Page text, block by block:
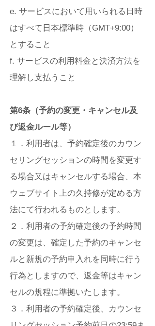
e. サービスにおいて用いられる日時
はすべて日本標準時（GMT+9:00）
とすること
f. サービスの利用料金と決済方法を
理解し支払うこと
第6条（予約の変更・キャンセル及
び返金ルール等）
１．利用者は、予約確定後のカウン
セリングセッションの時間を変更す
る場合又はキャンセルする場合、本
ウェブサイト上の久持修が定める方
法にて行われるものとします。
２．利用者の予約確定後の予約時間
の変更は、確定した予約のキャンセ
ルと新規の予約申入れを同時に行う
行為としますので、返金等はキャン
セルの規程に準拠いたします。
３．利用者の予約確定後、カウンセ